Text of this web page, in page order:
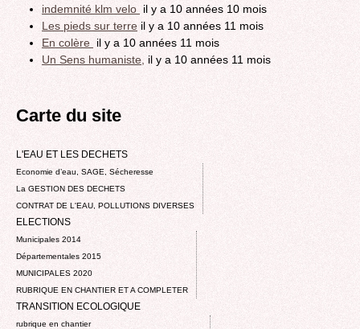
indemnité klm velo il y a 10 années 10 mois
Les pieds sur terre il y a 10 années 11 mois
En colère il y a 10 années 11 mois
Un Sens humaniste, il y a 10 années 11 mois
Carte du site
L'EAU ET LES DECHETS
Economie d’eau, SAGE, Sécheresse
La GESTION DES DECHETS
CONTRAT DE L'EAU, POLLUTIONS DIVERSES
ELECTIONS
Municipales 2014
Départementales 2015
MUNICIPALES 2020
RUBRIQUE EN CHANTIER ET A COMPLETER
TRANSITION ECOLOGIQUE
rubrique en chantier